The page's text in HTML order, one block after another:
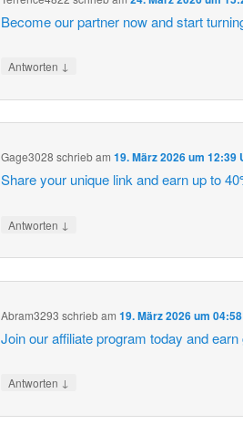
Become our partner now and start
Antworten ↓
Gage3028 schriebam19. März 2026 um 12:39
Share your unique link and earn up to
Antworten ↓
Abram3293 schriebam19. März 2026 um
Join our affiliate program today and
Antworten ↓